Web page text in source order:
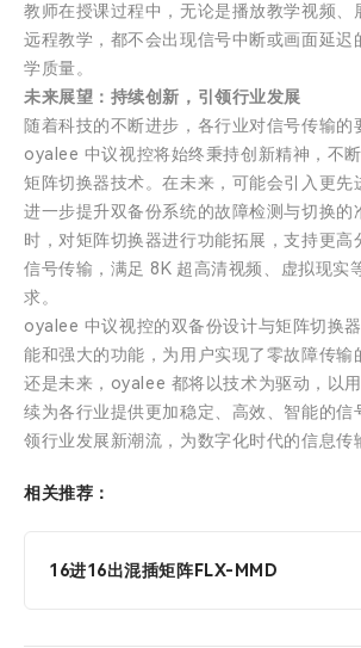
教师在授课过程中，无论是播放教学视频、
远程教学，都不会出现信号中断或画面延迟
学质量。
未来展望：持续创新，引领行业发展
随着科技的不断进步，各行业对信号传输的
oyalee 中议视控将始终秉持创新精神，不
矩阵切换器技术。在未来，可能会引入更先
进一步提升双备份系统的故障检测与切换的
时，对矩阵切换器进行功能拓展，支持更高
信号传输，满足 8K 超高清视频、虚拟现实
求。
oyalee 中议视控的双备份设计与矩阵切换
能和强大的功能，为用户实现了零故障传输
还是未来，oyalee 都将以技术为驱动，以
续为各行业提供更加稳定、高效、智能的信
领行业发展新潮流，为数字化时代的信息传
相关推荐：
16进16出混插矩阵FLX-MMD